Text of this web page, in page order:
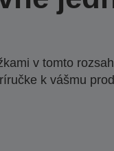
v tomto
k vášmu